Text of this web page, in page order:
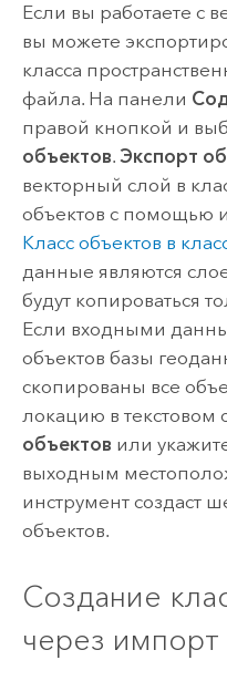
Если вы работаете с
вы можете
класса
файла. На панели
правой кнопкой и
объектов. Экспорт
векторный слой в
объектов с помощью
Класс объектов в
данные являются
будут копироваться
Если входными
объектов базы
скопированы все
локацию в текстовом
объектов или
выходным
инструмент создаст
объектов.
Создание
через импорт